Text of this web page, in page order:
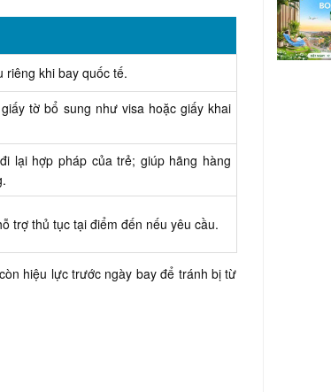
riêng khi bay quốc tế.
tờ bổ sung như visa hoặc giấy khai
lại hợp pháp của trẻ; giúp hãng hàng
trợ thủ tục tại điểm đến nếu yêu cầu.
hiệu lực trước ngày bay để tránh bị từ